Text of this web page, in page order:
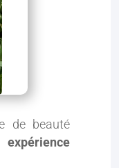
de beauté